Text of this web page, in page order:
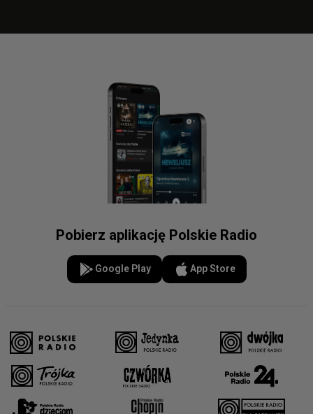
Pobierz aplikację Polskie Radio
Google Play App Store